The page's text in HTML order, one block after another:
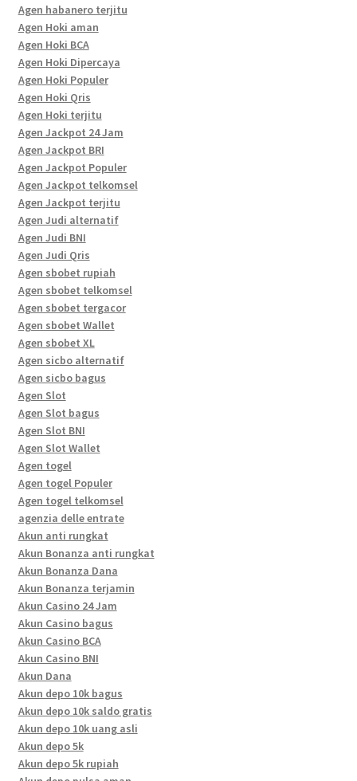
Agen habanero terjitu
Agen Hoki aman
Agen Hoki BCA
Agen Hoki Dipercaya
Agen Hoki Populer
Agen Hoki Qris
Agen Hoki terjitu
Agen Jackpot 24 Jam
Agen Jackpot BRI
Agen Jackpot Populer
Agen Jackpot telkomsel
Agen Jackpot terjitu
Agen Judi alternatif
Agen Judi BNI
Agen Judi Qris
Agen sbobet rupiah
Agen sbobet telkomsel
Agen sbobet tergacor
Agen sbobet Wallet
Agen sbobet XL
Agen sicbo alternatif
Agen sicbo bagus
Agen Slot
Agen Slot bagus
Agen Slot BNI
Agen Slot Wallet
Agen togel
Agen togel Populer
Agen togel telkomsel
agenzia delle entrate
Akun anti rungkat
Akun Bonanza anti rungkat
Akun Bonanza Dana
Akun Bonanza terjamin
Akun Casino 24 Jam
Akun Casino bagus
Akun Casino BCA
Akun Casino BNI
Akun Dana
Akun depo 10k bagus
Akun depo 10k saldo gratis
Akun depo 10k uang asli
Akun depo 5k
Akun depo 5k rupiah